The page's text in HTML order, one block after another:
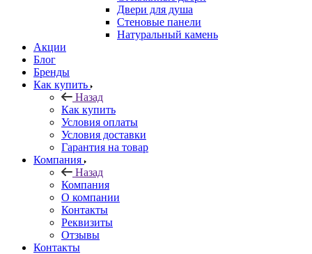
Двери для душа
Стеновые панели
Натуральный камень
Акции
Блог
Бренды
Как купить
Назад
Как купить
Условия оплаты
Условия доставки
Гарантия на товар
Компания
Назад
Компания
О компании
Контакты
Реквизиты
Отзывы
Контакты